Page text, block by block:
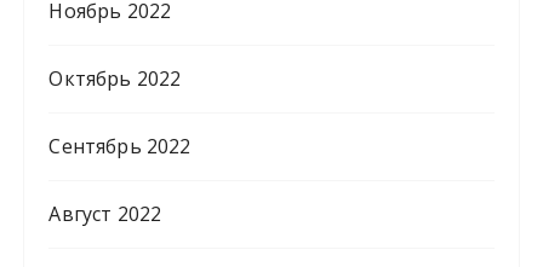
Ноябрь 2022
Октябрь 2022
Сентябрь 2022
Август 2022